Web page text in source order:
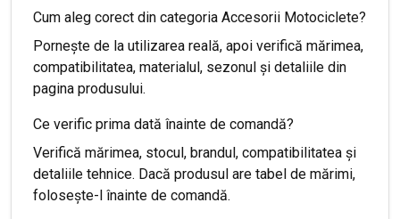
Cum aleg corect din categoria Accesorii Motociclete?
Pornește de la utilizarea reală, apoi verifică mărimea,
compatibilitatea, materialul, sezonul și detaliile din
pagina produsului.
Ce verific prima dată înainte de comandă?
Verifică mărimea, stocul, brandul, compatibilitatea și
detaliile tehnice. Dacă produsul are tabel de mărimi,
folosește-l înainte de comandă.